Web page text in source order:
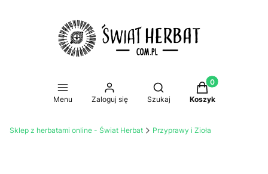
Menu Zaloguj się
Otwórz wyszukiwarkę
Szukaj
Produkty w
Koszyk
Sklep z herbatami online - Świat Herbat Przyprawy i Zioła